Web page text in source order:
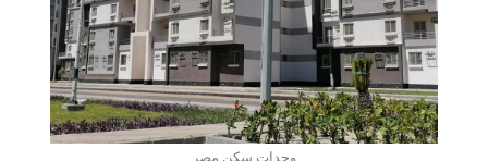
وحدات سكن مصر